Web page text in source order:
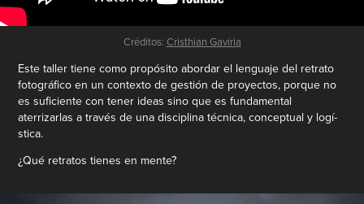
Créditos: Cristhian Gaviria
Este taller tiene como propósito abordar el lenguaje del retrato
fotográfico en un contexto de gestión de proyectos, porque no
es suficiente con tener ideas sino que es fundamental
aterrizarlas a través de una disciplina técnica, conceptual y logí­
stica.
¿Qué retratos tienes en mente?